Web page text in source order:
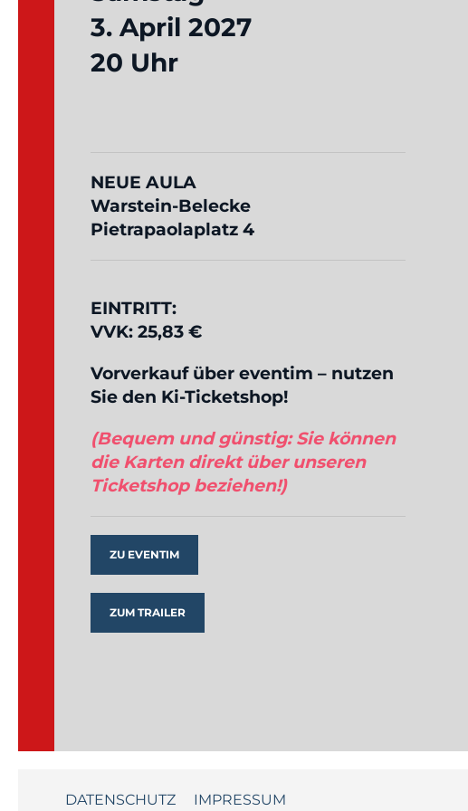
3. April 2027
20 Uhr
NEUE AULA
Warstein-Belecke
Pietrapaolaplatz 4
EINTRITT:
VVK: 25,83 €
Vorverkauf über eventim – nutzen
Sie den Ki-Ticketshop!
(Bequem und günstig: Sie können
die Karten direkt über unseren
Ticketshop beziehen!)
ZU EVENTIM
ZUM TRAILER
DATENSCHUTZ IMPRESSUM